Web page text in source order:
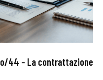
44 – La contrattazione